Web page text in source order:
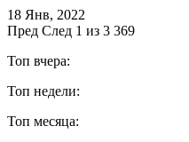
18 Янв, 2022
Пред След 1 из 3 369
Топ вчера:
Топ недели:
Топ месяца: